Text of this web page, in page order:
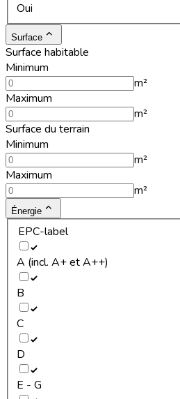
Oui
Surface
Surface habitable
Minimum
m²
Maximum
m²
Surface du terrain
Minimum
m²
Maximum
m²
Énergie
EPC-label
A (incl. A+ et A++)
B
C
D
E - G